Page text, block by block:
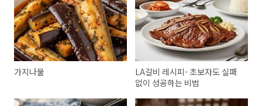
가지나물
LA갈비 레시피- 초보자도 실패
없이 성공하는 비법